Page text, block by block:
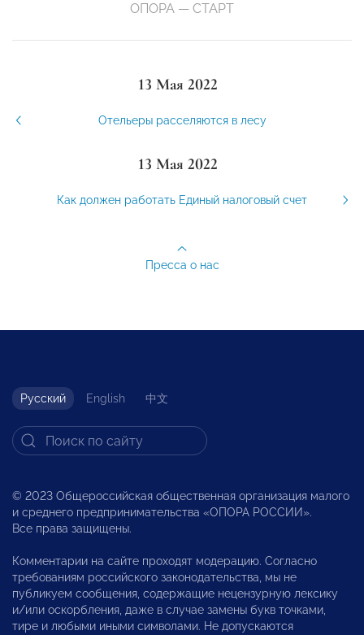
ОПОРА — СТАРТ
13 Мая 2022
Отельеры расселяются в лесу
13 Мая 2022
Как должен работать Единый налоговый счет
Пресса о нас
Русский English 中文
© 2023 Общероссийская общественная организация малого
и среднего предпринимательства «ОПОРА РОССИИ».
Все права защищены.
Комментарии на сайте проходят модерацию. Согласно
требованиям российского законодательства, мы не
публикуем сообщения, содержащие нецензурную лексику
и/или оскорбления, даже в случае замены букв точками,
тире и любыми иными символами. Не допускаются